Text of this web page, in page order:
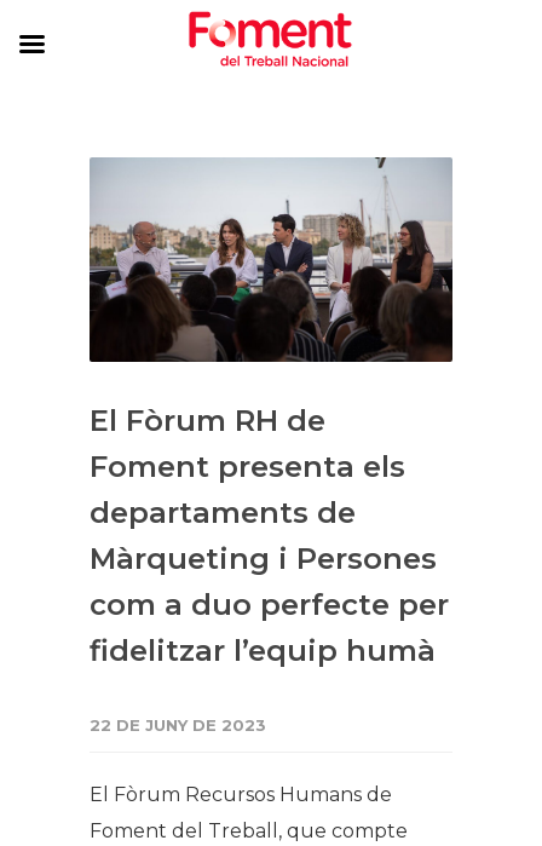
El Fòrum RH de
Foment presenta els
departaments de
Màrqueting i Persones
com a duo perfecte per
fidelitzar l’equip humà
22 DE JUNY DE 2023
El Fòrum Recursos Humans de
Foment del Treball, que compte